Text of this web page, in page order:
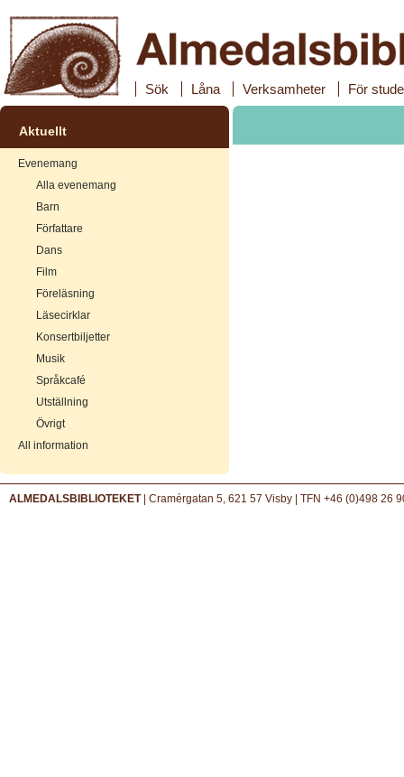
Sök Låna Verksamheter För
Aktuellt
Evenemang
Alla evenemang
Barn
Författare
Dans
Film
Föreläsning
Läsecirklar
Konsertbiljetter
Musik
Språkcafé
Utställning
Övrigt
All information
ALMEDALSBIBLIOTEKET| Cramérgatan 5, 621 57 Visby | TFN +46 (0)498 26